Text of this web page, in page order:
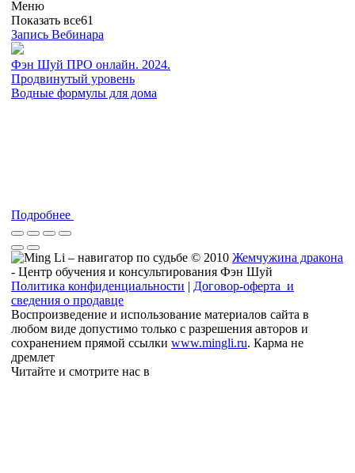
Меню
Показать все61
Запись Вебинара
Фэн Шуй ПРО онлайн. 2024.
Продвинутый уровень
Водные формулы для дома
Подробнее
© 2010 Жемчужина дракона
- Центр обучения и консультирования Фэн Шуй
Политика конфиденциальности | Договор-оферта и
сведения о продавце
Воспроизведение и использование материалов сайта в
любом виде допустимо только с разрешения авторов и
сохранением прямой ссылки www.mingli.ru. Карма не
дремлет
Читайте и смотрите нас в